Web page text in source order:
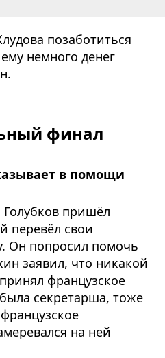
позаботиться
немного денег
финал
в помощи
пришёл
перевёл свои
Он попросил помочь
заявил, что никакой
французское
секретарша, тоже
на ней